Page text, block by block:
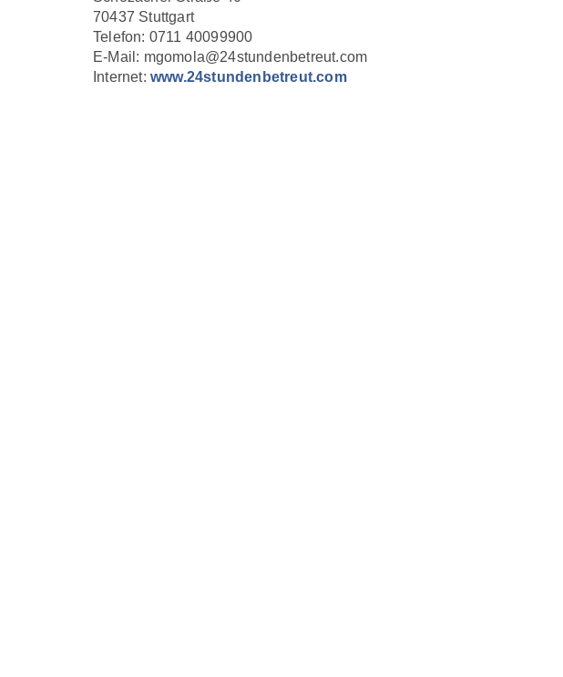
70437 Stuttgart
Telefon: 0711 40099900
E-Mail: mgomola@24stundenbetreut.com
Internet: www.24stundenbetreut.com